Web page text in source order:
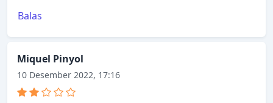
Balas
Miquel Pinyol
10 Desember 2022, 17:16